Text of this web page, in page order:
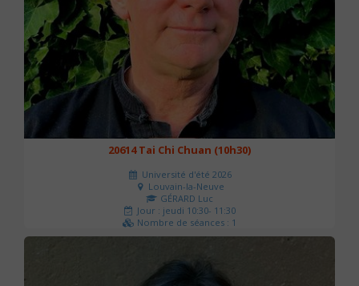
20614 Tai Chi Chuan (10h30)
Université d'été 2026
Louvain-la-Neuve
GÉRARD Luc
Jour : jeudi 10:30- 11:30
Nombre de séances : 1
0 €